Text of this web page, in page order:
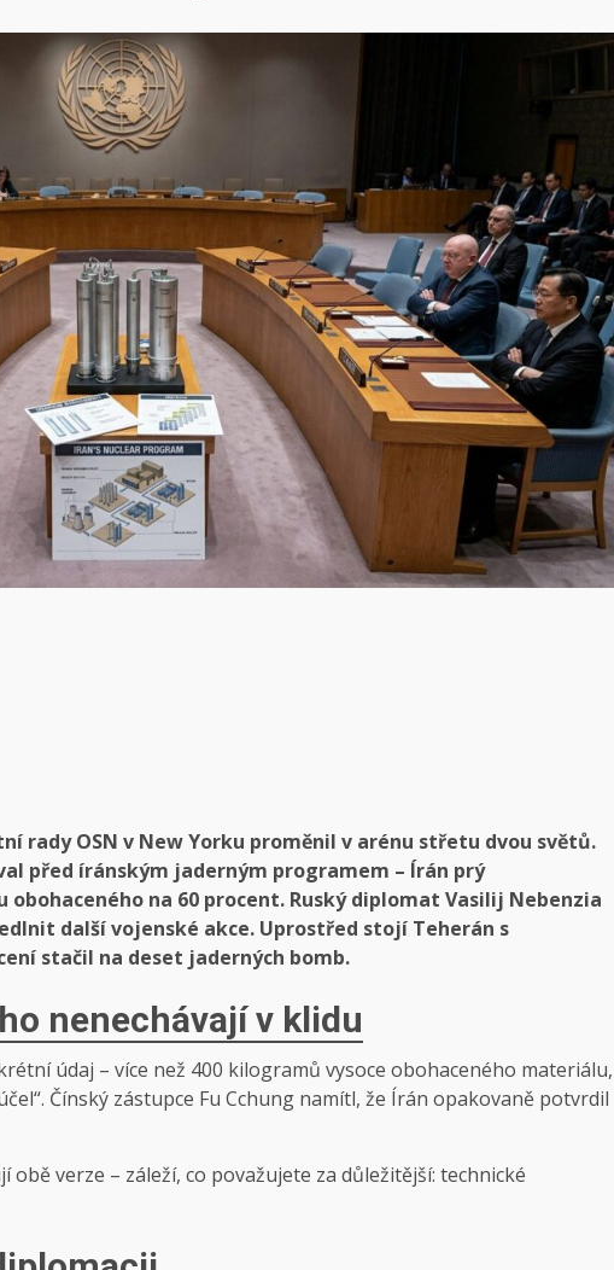
rady OSN v New Yorku proměnil v arénu střetu dvou světů.
před íránským jaderným programem – Írán prý
na 60 procent. Ruský diplomat Vasilij Nebenzia
další vojenské akce. Uprostřed stojí Teherán s
stačil na deset jaderných bomb.
nenechávají v klidu
údaj – více než 400 kilogramů vysoce obohaceného materiálu,
Čínský zástupce Fu Cchung namítl, že Írán opakovaně potvrdil
verze – záleží, co považujete za důležitější: technické